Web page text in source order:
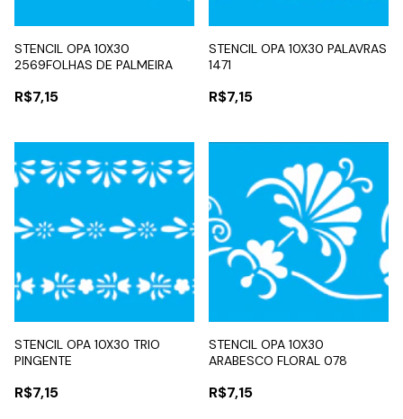
STENCIL OPA 10X30
2569FOLHAS DE PALMEIRA
R$7,15
STENCIL OPA 10X30 PALAVRAS
1471
R$7,15
STENCIL OPA 10X30 TRIO
PINGENTE
R$7,15
STENCIL OPA 10X30
ARABESCO FLORAL 078
R$7,15